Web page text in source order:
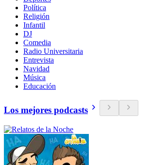
Política
Religión
Infantil
DJ
Comedia
Radio Universitaria
Entrevista
Navidad
Música
Educación
Los mejores podcasts